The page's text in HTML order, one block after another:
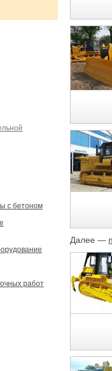
с бетоном
работ
Далее —